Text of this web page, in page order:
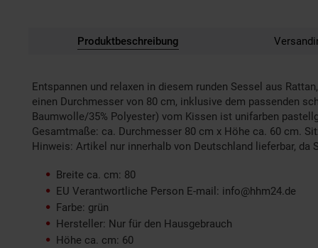
Produktbeschreibung
Entspannen und relaxen in diesem runden Sessel aus
einen Durchmesser von 80 cm, inklusive dem passenden
Baumwolle/35% Polyester) vom Kissen ist unifarben
Gesamtmaße: ca. Durchmesser 80 cm x Höhe ca. 60 cm.
Hinweis: Artikel nur innerhalb von Deutschland lieferbar, da
Breite ca. cm: 80
EU Verantwortliche Person E-mail: info@hhm24.de
Farbe: grün
Hersteller: Nur für den Hausgebrauch
Höhe ca. cm: 60